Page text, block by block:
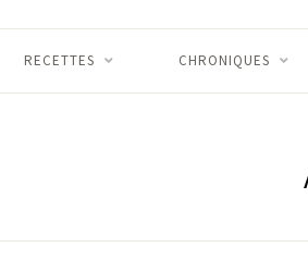
RECETTES CHRONIQUES